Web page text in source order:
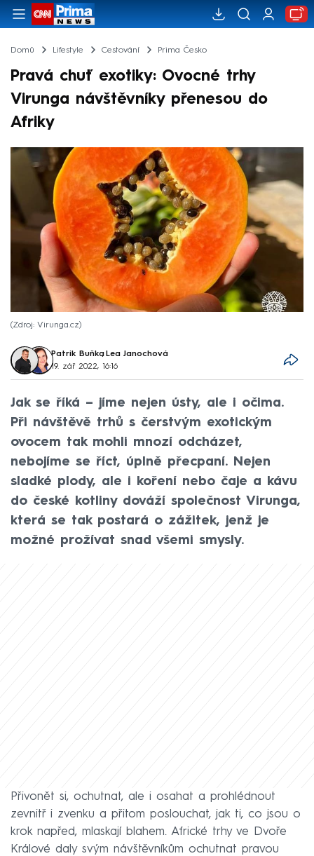
Domů Lifestyle Cestování Prima Česko
Pravá chuť exotiky: Ovocné trhy
Virunga návštěvníky přenesou do
Afriky
Zdroj: Virunga.cz
Patrik Buňka, Lea Janochová
19. zář 2022, 16:16
Jak se říká – jíme nejen ústy, ale i očima.
Při návštěvě trhů s čerstvým exotickým
ovocem tak mohli mnozí odcházet,
nebojíme se říct, úplně přecpaní. Nejen
sladké plody, ale i koření nebo čaje a kávu
do české kotliny dováží společnost Virunga,
která se tak postará o zážitek, jenž je
možné prožívat snad všemi smysly.
Přivonět si, ochutnat, ale i osahat a prohlédnout
zevnitř i zvenku a přitom poslouchat, jak ti, co jsou o
krok napřed, mlaskají blahem. Africké trhy ve Dvoře
Králové daly svým návštěvníkům ochutnat pravou